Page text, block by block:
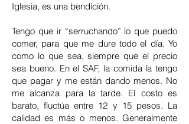
Iglesia, es una bendición.
Tengo que ir “serruchando” lo que puedo
comer, para que me dure todo el día. Yo
como lo que sea, siempre que el precio
sea bueno. En el SAF, la comida la tengo
que pagar y me están dando menos. No
me alcanza para la tarde. El costo es
barato, fluctúa entre 12 y 15 pesos. La
calidad es más o menos. Generalmente